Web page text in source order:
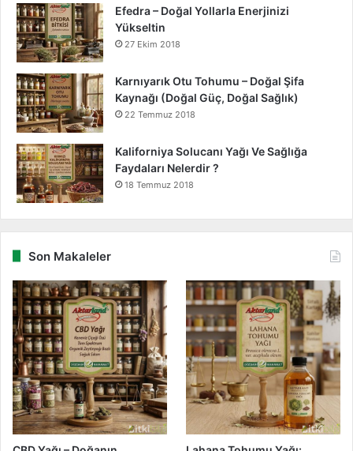
Efedra – Doğal Yollarla Enerjinizi
Yükseltin
27 Ekim 2018
Karnıyarık Otu Tohumu – Doğal Şifa
Kaynağı (Doğal Güç, Doğal Sağlık)
22 Temmuz 2018
Kaliforniya Solucanı Yağı Ve Sağlığa
Faydaları Nelerdir ?
18 Temmuz 2018
Son Makaleler